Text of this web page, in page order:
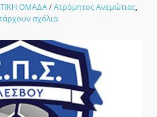
ΟΜΑΔΑ/Ατρόμητος Ανεμώτιας,
σχόλιαστο
στο
Μίζεργκαν
της
Ανεμώτιας.
–
ΑΘΛΗΤΙΚΟ
ΜΕΤΩΠΟ